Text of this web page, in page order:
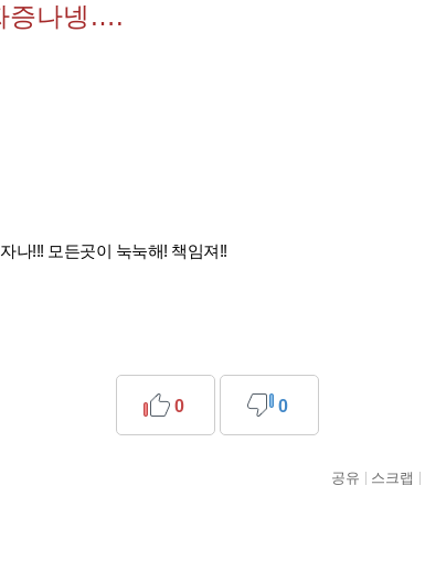
증나넹….
나!!! 모든곳이 눅눅해! 책임져!!
0 0
공유 스크랩